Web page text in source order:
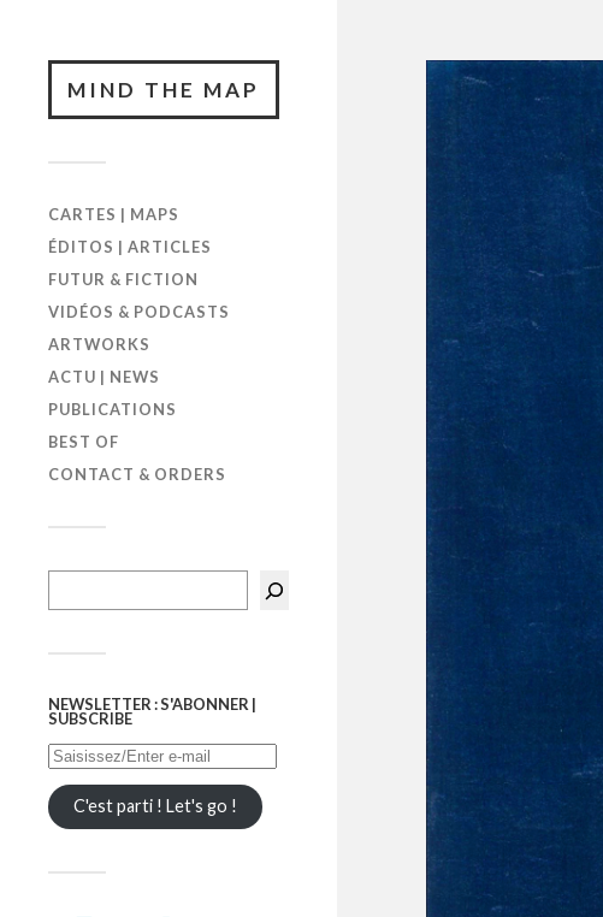
MIND THE MAP
CARTES | MAPS
ÉDITOS | ARTICLES
FUTUR & FICTION
VIDÉOS & PODCASTS
ARTWORKS
ACTU | NEWS
PUBLICATIONS
BEST OF
CONTACT & ORDERS
NEWSLETTER : S'ABONNER |
SUBSCRIBE
C'est parti ! Let's go !